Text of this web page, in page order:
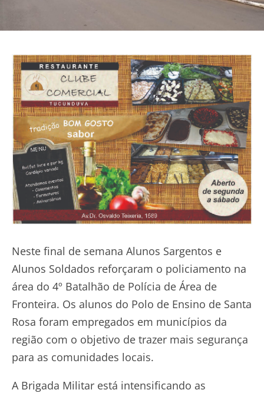
Neste final de semana Alunos Sargentos e
Alunos Soldados reforçaram o policiamento na
área do 4º Batalhão de Polícia de Área de
Fronteira. Os alunos do Polo de Ensino de Santa
Rosa foram empregados em municípios da
região com o objetivo de trazer mais segurança
para as comunidades locais.
A Brigada Militar está intensificando as